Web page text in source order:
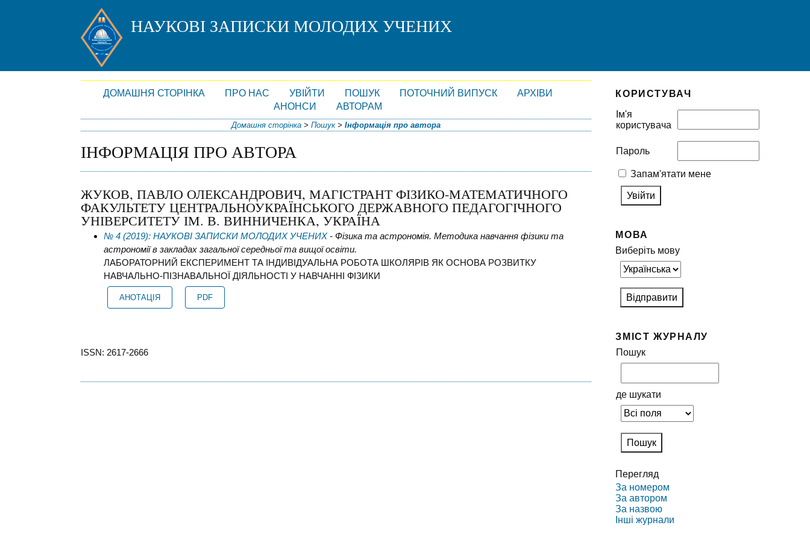
НАУКОВІ ЗАПИСКИ МОЛОДИХ УЧЕНИХ
КОРИСТУВАЧ
Ім'я
користувача
Пароль
Запам'ятати мене
МОВА
Виберіть мову
ЗМІСТ ЖУРНАЛУ
Пошук
де шукати
Перегляд
За номером
За автором
За назвою
Інші журнали
ДОМАШНЯ СТОРІНКА ПРО НАС УВІЙТИ ПОШУК ПОТОЧНИЙ ВИПУСК
АРХІВИ
АНОНСИ
АВТОРАМ
Домашня сторінка >Пошук>Інформація про автора
ІНФОРМАЦІЯ ПРО АВТОРА
ЖУКОВ, ПАВЛО ОЛЕКСАНДРОВИЧ, МАГІСТРАНТ ФІЗИКО-МАТЕМАТИЧНОГО
ФАКУЛЬТЕТУ ЦЕНТРАЛЬНОУКРАЇНСЬКОГО ДЕРЖАВНОГО ПЕДАГОГІЧНОГО
УНІВЕРСИТЕТУ ІМ. В. ВИННИЧЕНКА, УКРАЇНА
№ 4 (2019): НАУКОВІ ЗАПИСКИ МОЛОДИХ УЧЕНИХ- Фізика та астрономія. Методика навчання фізики та
астрономії в закладах загальної середньої та вищої освіти.
ЛАБОРАТОРНИЙ ЕКСПЕРИМЕНТ ТА ІНДИВІДУАЛЬНА РОБОТА ШКОЛЯРІВ ЯК ОСНОВА РОЗВИТКУ
НАВЧАЛЬНО-ПІЗНАВАЛЬНОЇ ДІЯЛЬНОСТІ У НАВЧАННІ ФІЗИКИ
АНОТАЦІЯ PDF
ISSN: 2617-2666